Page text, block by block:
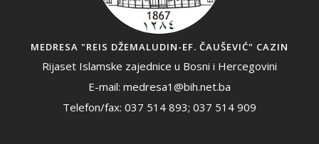
MEDRESA "REIS DŽEMALUDIN-EF. ČAUŠEVIĆ" CAZIN
Rijaset Islamske zajednice u Bosni i Hercegovini
E-mail: medresa1@bih.net.ba
Telefon/fax: 037 514 893; 037 514 909